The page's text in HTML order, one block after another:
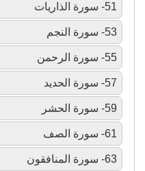
51- سورة الذاريات
53- سورة النجم
55- سورة الرحمن
57- سورة الحديد
59- سورة الحشر
61- سورة الصف
63- سورة المنافقون